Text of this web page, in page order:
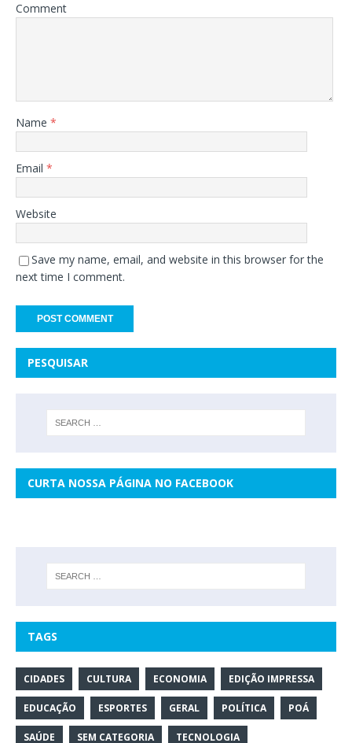
Comment
Name *
Email *
Website
Save my name, email, and website in this browser for the
next time I comment.
PESQUISAR
CURTA NOSSA PÁGINA NO FACEBOOK
TAGS
CIDADES CULTURA ECONOMIA EDIÇÃO IMPRESSA
EDUCAÇÃO ESPORTES GERAL POLÍTICA POÁ
SAÚDE SEM CATEGORIA TECNOLOGIA